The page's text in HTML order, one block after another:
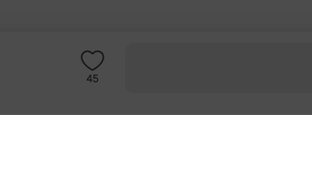
45
호스트 지원
고객센터